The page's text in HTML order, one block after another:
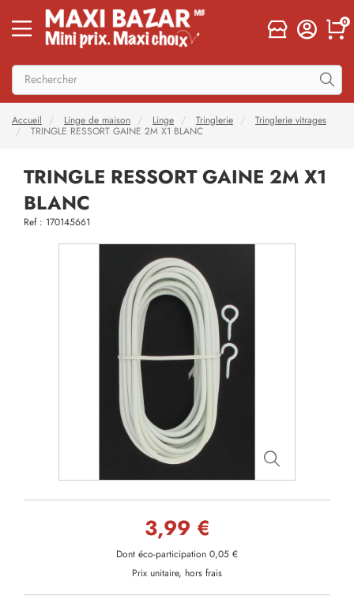
0
Accueil Linge de maison Linge Tringlerie
Tringlerie vitrages
TRINGLE RESSORT GAINE 2M X1 BLANC
TRINGLE RESSORT GAINE 2M X1
BLANC
Ref : 170145661
3,99 €
Dont éco-participation 0,05 €
Prix unitaire, hors frais